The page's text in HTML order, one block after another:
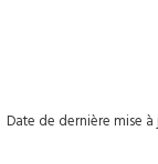
Date de dernière mise